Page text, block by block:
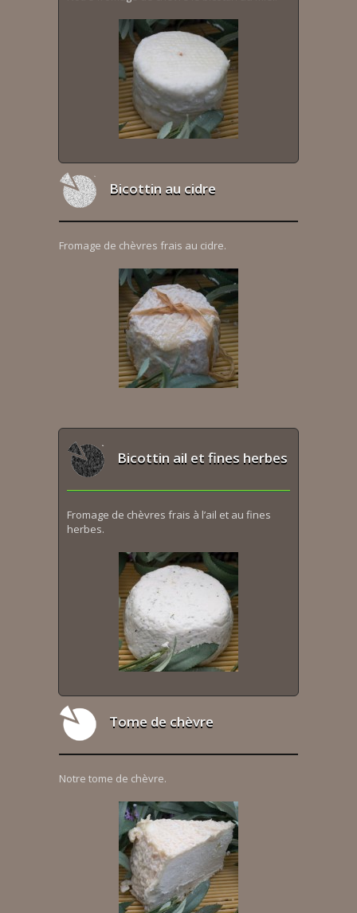
Bicottin au cidre
Fromage de chèvres frais au cidre.
Bicottin ail et fines herbes
Fromage de chèvres frais à l’ail et au fines
herbes.
Tome de chèvre
Notre tome de chèvre.